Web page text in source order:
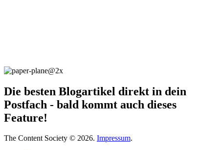
Die besten Blogartikel direkt in dein
Postfach - bald kommt auch dieses
Feature!
The Content Society © 2026. Impressum.